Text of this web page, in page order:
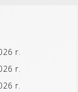
r.
r.
r.